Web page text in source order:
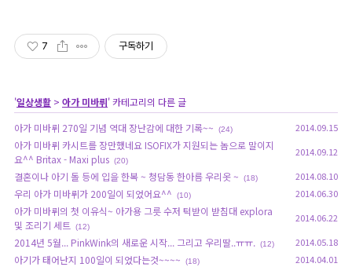
7 구독하기
'일상생활 > 아가 미바뤼' 카테고리의 다른 글
아가 미바뤼 270일 기념 역대 장난감에 대한 기록~~
(24) 2014.09.15
아가 미바뤼 카시트를 장만했네요 ISOFIX가 지원되는 놈으로 말이지
요^^ Britax - Maxi plus (20)
2014.09.12
결혼이나 아기 돌 등에 입을 한복 ~ 청담동 한아름 우리옷 ~ (18) 2014.08.10
우리 아가 미바뤼가 200일이 되었어요^^ (10) 2014.06.30
아가 미바뤼의 첫 이유식~ 아가용 그릇 수저 턱받이 받침대 explora
및 조리기 세트
(12)
2014.06.22
2014년 5월... PinkWink의 새로운 시작... 그리고 우리딸..ㅠㅠ. (12) 2014.05.18
아기가 태어난지 100일이 되었다는것~~~~ (18) 2014.04.01